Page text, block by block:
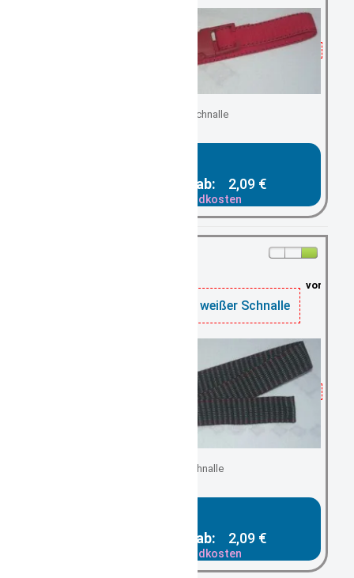
mit Steckschnalle
Gesamtpreis ab: 2,09 €
zzgl. Versandkosten
vorrätig: 5
Gürtel schwarz mit weißer Schnalle
mit Clipschnalle
Gesamtpreis ab: 2,09 €
zzgl. Versandkosten